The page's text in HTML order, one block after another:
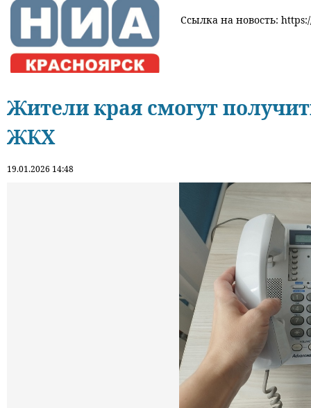
Ссылка на новость:
Жители края смогут
ЖКХ
19.01.2026 14:48